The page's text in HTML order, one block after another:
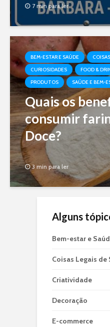
7 min para ler
BEM-ESTAR E SAÚDE
CURIOSIDADES
FOOD &
PRODUTOS
SAÚDE E BEM-
Quais os
consumir
Doce?
3 min para ler
Alguns
Bem-estar e
Coisas Legais de
Criatividade
Decoração
E-commerce